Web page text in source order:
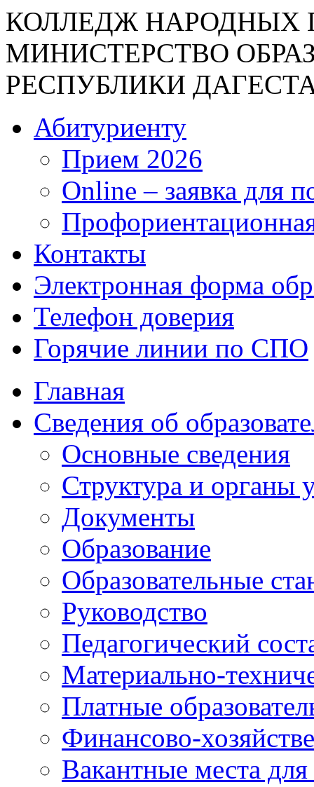
КОЛЛЕДЖ НАРОДНЫХ
МИНИСТЕРСТВО
РЕСПУБЛИКИ
Абитуриенту
Прием 2026
Online – заявка для
Контакты
Электронная форма
Телефон доверия
Горячие линии по СПО
Главная
Сведения об
Основные сведения
Структура и органы
Документы
Образование
Образовательные
Руководство
Педагогический
Материально-
Платные
Финансово-
Вакантные места